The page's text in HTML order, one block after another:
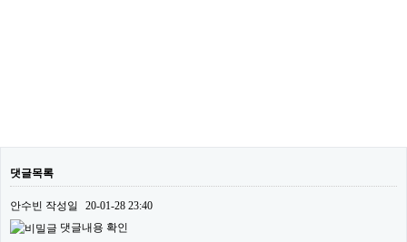
댓글목록
안수빈 작성일
20-01-28 23:40
댓글내용 확인